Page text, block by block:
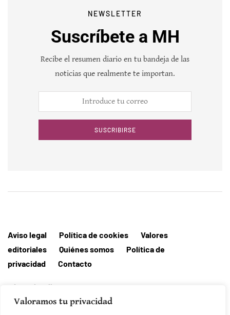
Valoramos tu privacidad
NEWSLETTER
Suscríbete a MH
Recibe el resumen diario en tu bandeja de las
noticias que realmente te importan.
SUSCRIBIRSE
Aviso legal Política de cookies
Valores
editoriales
Quiénes somos
Política de
privacidad
Contacto
Editorial MallorcaHora